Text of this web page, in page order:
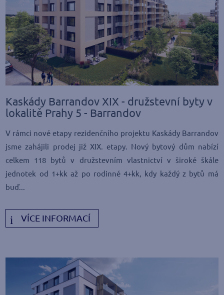
Kaskády Barrandov XIX - družstevní byty v
lokalitě Prahy 5 - Barrandov
V rámci nové etapy rezidenčního projektu Kaskády Barrandov
jsme zahájili prodej již XIX. etapy. Nový bytový dům nabízí
celkem 118 bytů v družstevním vlastnictví v široké škále
jednotek od 1+kk až po rodinné 4+kk, kdy každý z bytů má
buď...
VÍCE INFORMACÍ